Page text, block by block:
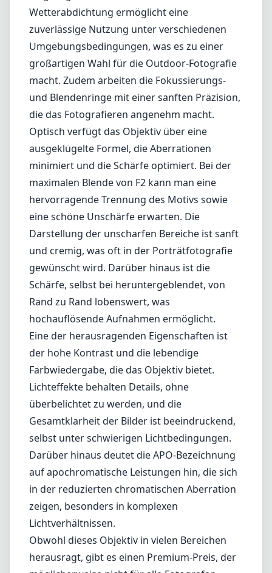
minimiert und die Schärfe optimiert. Bei der
maximalen Blende von F2 kann man eine
hervorragende Trennung des Motivs sowie
eine schöne Unschärfe erwarten. Die
Darstellung der unscharfen Bereiche ist sanft
und cremig, was oft in der Porträtfotografie
gewünscht wird. Darüber hinaus ist die
Schärfe, selbst bei heruntergeblendet, von
Rand zu Rand lobenswert, was
hochauflösende Aufnahmen ermöglicht.
Eine der herausragenden Eigenschaften ist
der hohe Kontrast und die lebendige
Farbwiedergabe, die das Objektiv bietet.
Lichteffekte behalten Details, ohne
überbelichtet zu werden, und die
Gesamtklarheit der Bilder ist beeindruckend,
selbst unter schwierigen Lichtbedingungen.
Darüber hinaus deutet die APO-Bezeichnung
auf apochromatische Leistungen hin, die sich
in der reduzierten chromatischen Aberration
zeigen, besonders in komplexen
Lichtverhältnissen.
Obwohl dieses Objektiv in vielen Bereichen
herausragt, gibt es einen Premium-Preis, der
möglicherweise nicht für alle Fotografen
gerechtfertigt ist. Zudem ist es zwar relativ
kompakt und lässt sich leicht transportieren,
könnte jedoch für jene, die leichte Setups
bevorzugen, etwas schwer wirken. Einige
Nutzer empfinden die fixe Brennweite
möglicherweise als einschränkend,
insbesondere im Vergleich zu
Zoomobjektiven, die mehr Flexibilität bieten.